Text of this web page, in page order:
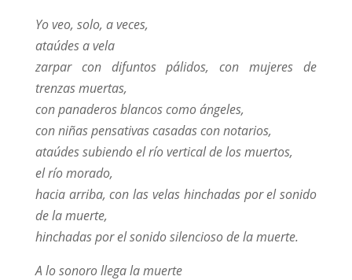
Yo veo, solo, a veces,
ataúdes a vela
zarpar con difuntos pálidos, con mujeres de
trenzas muertas,
con panaderos blancos como ángeles,
con niñas pensativas casadas con notarios,
ataúdes subiendo el río vertical de los muertos,
el río morado,
hacia arriba, con las velas hinchadas por el sonido
de la muerte,
hinchadas por el sonido silencioso de la muerte.
A lo sonoro llega la muerte